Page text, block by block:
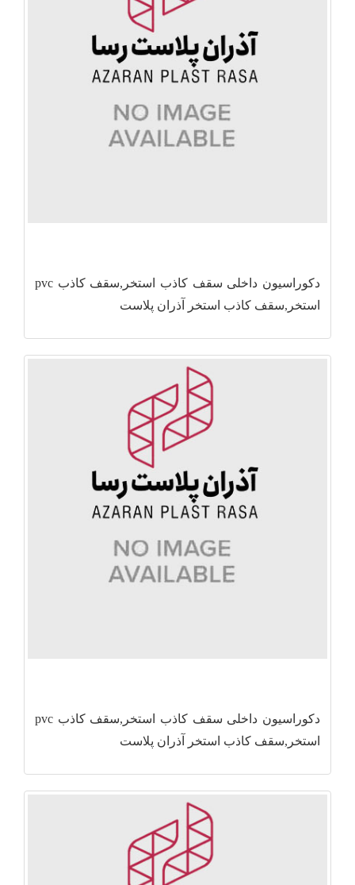
دکوراسیون داخلی سقف کاذب استخر,سقف کاذب pvc
استخر,سقف کاذب استخر آذران پلاست
دکوراسیون داخلی سقف کاذب استخر,سقف کاذب pvc
استخر,سقف کاذب استخر آذران پلاست